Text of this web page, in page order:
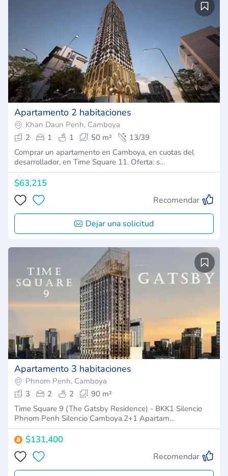
Apartamento 2 habitaciones
Khan Daun Penh, Camboya
2
1 1 50 m²
13/39
Comprar un apartamento en Camboya, en cuotas del
desarrollador, en Time Square 11. Oferta: s…
$63,215
Recomendar
Dejar una solicitud
Apartamento 3 habitaciones
Phnom Penh, Camboya
3
2 2
90 m²
Time Square 9 (The Gatsby Residence) - BKK1 Silencio
Phnom Penh Silencio Camboya.2+1 Apartam…
$131,400
Recomendar